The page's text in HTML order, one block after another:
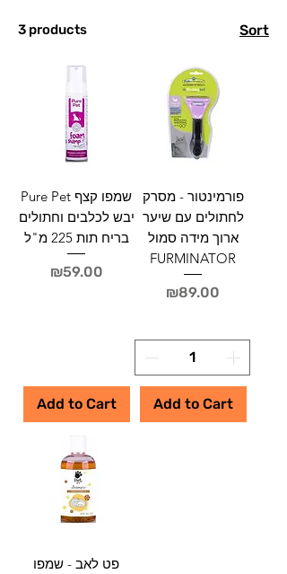
3 products Sort
Pure Pet שמפו קצף
יבש לכלבים וחתולים
בריח תות 225 מ"ל
Price
₪59.00
Add to Cart
פורמינטור - מסרק
לחתולים עם שיער
ארוך מידה סמול
FURMINATOR
Price
₪89.00
Add to Cart
פט לאב - שמפו